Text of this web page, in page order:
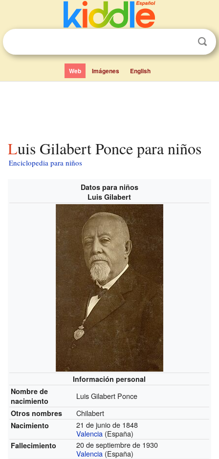
Web Imágenes English
Luis Gilabert Ponce para niños
Enciclopedia para niños
Datos para niños
Luis Gilabert
Información personal
Nombre de
nacimiento
Luis Gilabert Ponce
Otros nombres Chilabert
Nacimiento
21 de junio de 1848
Valencia (España)
Fallecimiento
20 de septiembre de 1930
Valencia (España)